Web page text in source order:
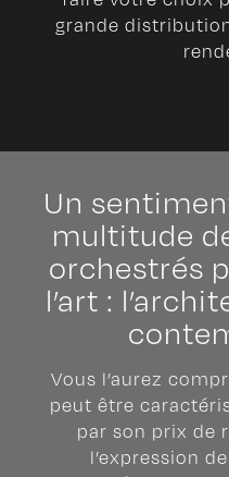
grande
Un
multitude
orchestrés
l’art :
Vous l’aurez
peut être
par son prix de
l’expression